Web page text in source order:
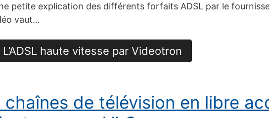
petite explication des différents forfaits ADSL par le
vaut…
L’ADSL haute vitesse par Videotron
chaînes de télévision en libre